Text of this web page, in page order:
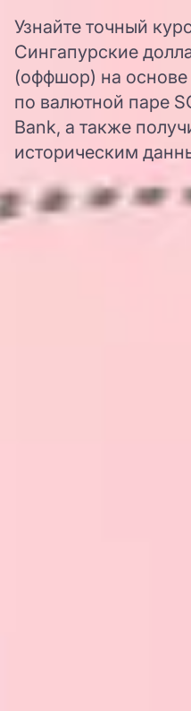
Узнайте точный
Сингапурские
(оффшор) на
по валютной паре
Bank, а также
историческим